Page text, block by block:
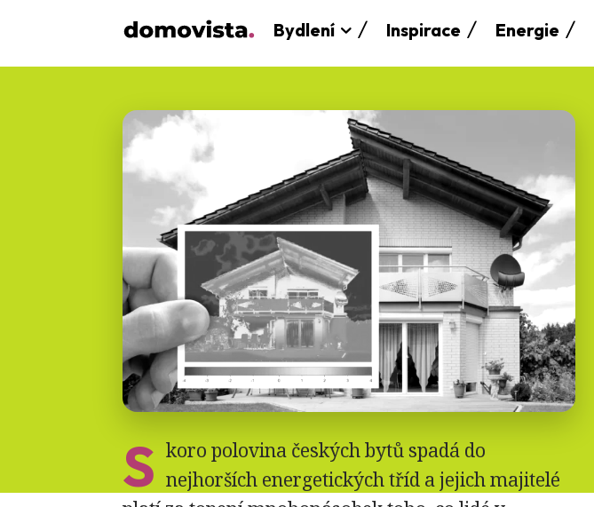
Bydlení Inspirace Energie
S koro polovina českých bytů spadá do
nejhorších energetických tříd a jejich majitelé